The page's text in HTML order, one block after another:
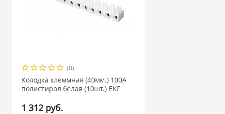
(0)
Колодка клеммная (40мм.) 100А
полистирол белая (10шт.) EKF
1 312 руб.